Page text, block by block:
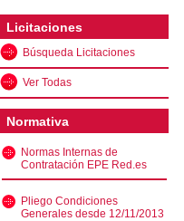
Licitaciones
Búsqueda Licitaciones
Ver Todas
Normativa
Normas Internas de
Contratación EPE Red.es
Pliego Condiciones
Generales desde 12/11/2013